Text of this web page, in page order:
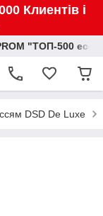
Клиентів і
"ТОП-500
DSD De Luxe